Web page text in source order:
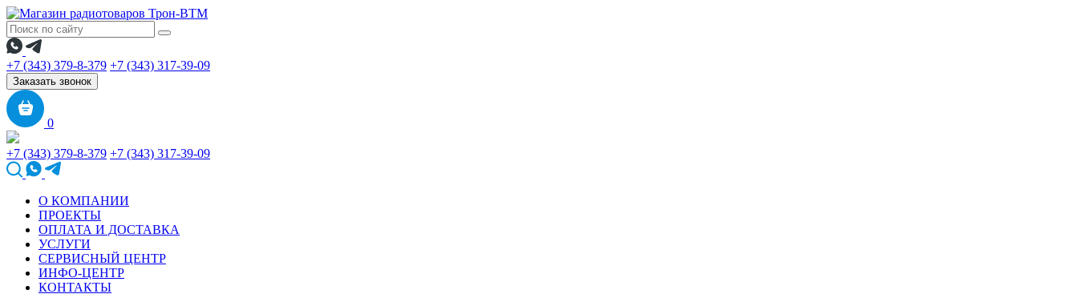
+7 (343) 379-8-379 +7 (343) 317-39-09
Заказать звонок
0
+7 (343) 379-8-379 +7 (343) 317-39-09
О КОМПАНИИ
ПРОЕКТЫ
ОПЛАТА И ДОСТАВКА
УСЛУГИ
СЕРВИСНЫЙ ЦЕНТР
ИНФО-ЦЕНТР
КОНТАКТЫ